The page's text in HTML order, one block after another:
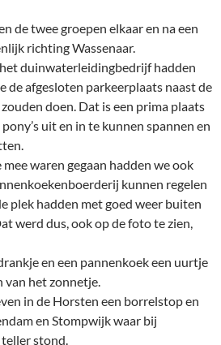
de twee groepen elkaar en na een
richting Wassenaar.
duinwaterleidingbedrijf hadden
de afgesloten parkeerplaats naast de
doen. Dat is een prima plaats
uit en in te kunnen spannen en
waren gegaan hadden we ook
kunnen regelen
plek hadden met goed weer buiten
werd dus, ook op de foto te zien,
en een pannenkoek een uurtje
van het zonnetje.
in de Horsten een borrelstop en
en Stompwijk waar bij
stond.